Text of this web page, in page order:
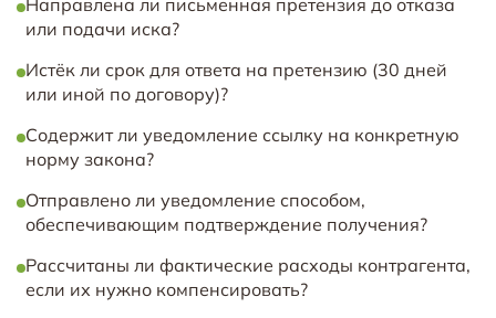
Направлена ли письменная претензия до отказа
или подачи иска?
Истёк ли срок для ответа на претензию (30 дней
или иной по договору)?
Содержит ли уведомление ссылку на конкретную
норму закона?
Отправлено ли уведомление способом,
обеспечивающим подтверждение получения?
Рассчитаны ли фактические расходы контрагента,
если их нужно компенсировать?